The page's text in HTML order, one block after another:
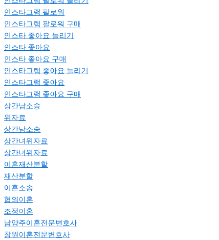
인스타그램 팔로워
인스타그램 팔로워 구매
인스타 좋아요 늘리기
인스타 좋아요
인스타 좋아요 구매
인스타그램 좋아요 늘리기
인스타그램 좋아요
인스타그램 좋아요 구매
상간남소송
위자료
상간남소송
상간녀위자료
상간녀위자료
이혼재산분할
재산분할
이혼소송
협의이혼
조정이혼
남양주이혼전문변호사
창원이혼전문변호사